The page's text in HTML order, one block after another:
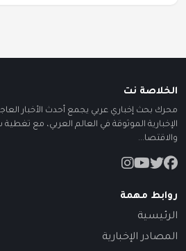
الخلاصة نت
محرك بحث إخباري عربي يجمع أحدث الأخبار
الإخبارية الموثوقة في العالم العربي، مع
والاقتصا...
روابط مهمة
الرئيسية
المصادر الإخبارية